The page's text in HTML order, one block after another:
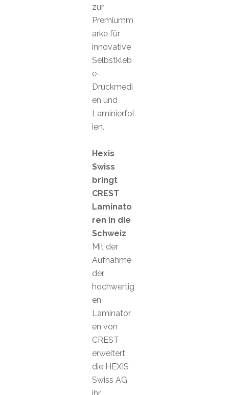
zur
Premiumm
arke für
innovative
Selbstkleb
e-
Druckmedi
en und
Laminierfol
ien.
Hexis
Swiss
bringt
CREST
Laminato
ren in die
Schweiz
Mit der
Aufnahme
der
hochwertig
en
Laminator
en von
CREST
erweitert
die HEXIS
Swiss AG
ihr